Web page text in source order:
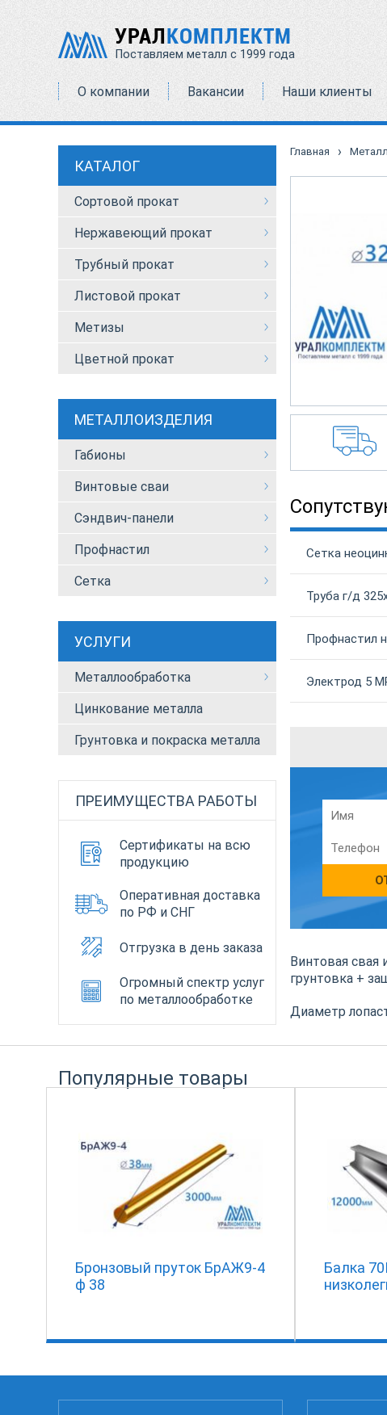
УРАЛКОМПЛЕКТМ
Поставляем металл с 1999 года
О компании Вакансии Наши клиенты
КАТАЛОГ
Сортовой прокат
Нержавеющий прокат
Трубный прокат
Листовой прокат
Метизы
Цветной прокат
МЕТАЛЛОИЗДЕЛИЯ
Габионы
Винтовые сваи
Сэндвич-панели
Профнастил
Сетка
УСЛУГИ
Металлообработка
Цинкование металла
Грунтовка и покраска металла
ПРЕИМУЩЕСТВА РАБОТЫ
Сертификаты на всю
продукцию
Оперативная доставка
по РФ и СНГ
Отгрузка в день заказа
Огромный спектр услуг
по металлообработке
Главная ›
Сетка
Труба г/д
Профнастил
Электрод 5
Винтовая свая
грунтовка +
Диаметр
Популярные товары
Бронзовый пруток БрАЖ9-4
ф 38
Балка